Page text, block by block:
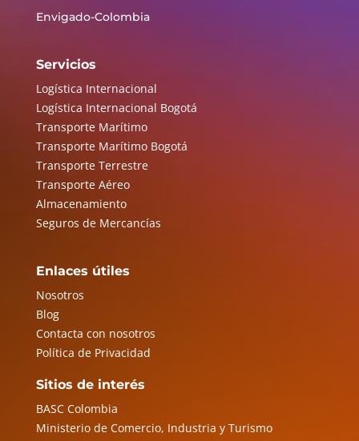
Envigado-Colombia
Servicios
Logística Internacional
Logística Internacional Bogotá
Transporte Marítimo
Transporte Marítimo Bogotá
Transporte Terrestre
Transporte Aéreo
Almacenamiento
Seguros de Mercancías
Enlaces útiles
Nosotros
Blog
Contacta con nosotros
Política de Privacidad
Sitios de interés
BASC Colombia
Ministerio de Comercio, Industria y Turismo